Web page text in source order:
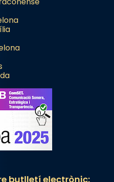
butlletí electrònic: